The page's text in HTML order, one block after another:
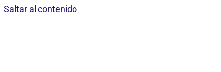
Saltar al contenido